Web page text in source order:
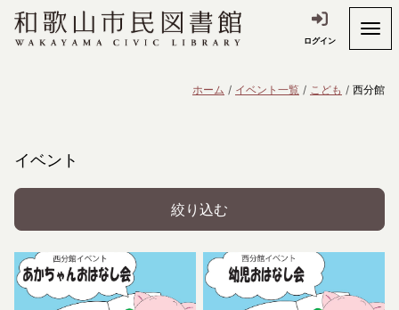
ログイン
ホーム イベント一覧 こども 西分館
イベント
絞り込む